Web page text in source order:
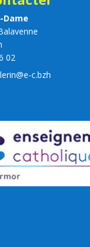
Dame
02
c.bzh